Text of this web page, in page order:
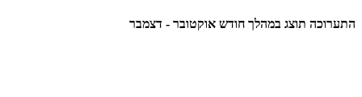
התערוכה תוצג במהלך חודש אוקטובר - דצמבר